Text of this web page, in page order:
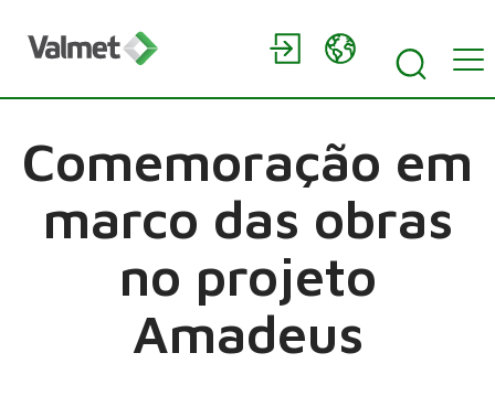
Comemoração em
marco das obras
no projeto
Amadeus